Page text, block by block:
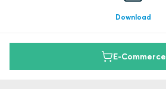
Download
E-Commerce